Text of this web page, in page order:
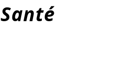
Santé